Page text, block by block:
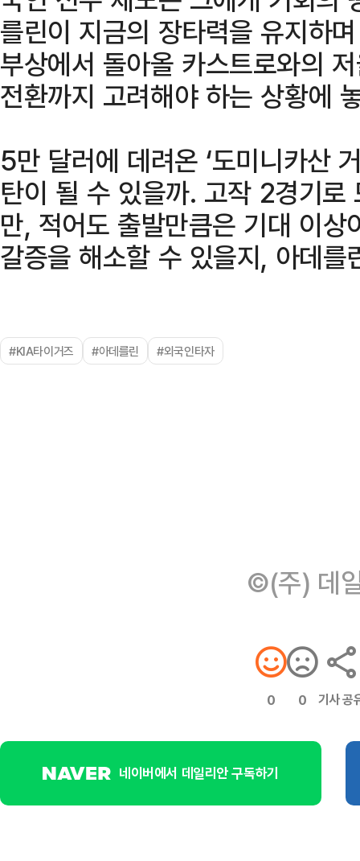
를린이 지금의 장타력을 유지하
부상에서 돌아올 카스트로와의
전환까지 고려해야 하는 상황에
5만 달러에 데려온 ‘도미니카산
탄이 될 수 있을까. 고작 2경기로
만, 적어도 출발만큼은 기대 이
갈증을 해소할 수 있을지, 아데
#KIA타이거즈 #아데를린 #외국인타자
©(주) 데
0 0 기사 공
네이버에서 데일리안 구독하기